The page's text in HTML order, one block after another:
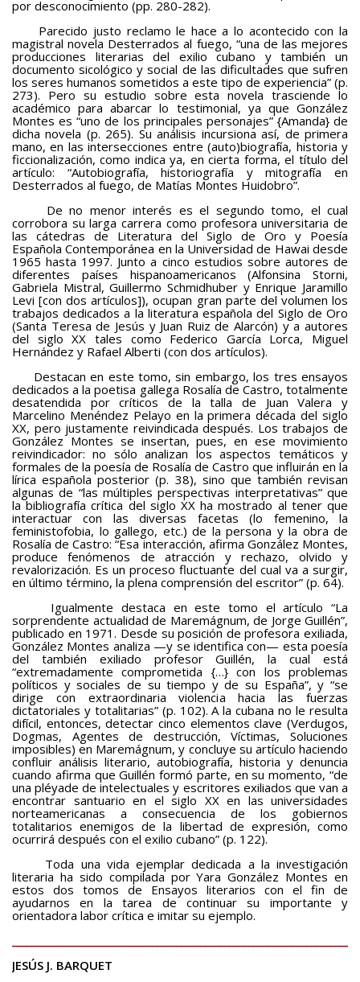
por desconocimiento (pp. 280-282).
Parecido justo reclamo le hace a lo acontecido con la
magistral novela Desterrados al fuego, “una de las mejores
producciones literarias del exilio cubano y también un
documento sicológico y social de las dificultades que sufren
los seres humanos sometidos a este tipo de experiencia” (p.
273). Pero su estudio sobre esta novela trasciende lo
académico para abarcar lo testimonial, ya que González
Montes es “uno de los principales personajes” {Amanda} de
dicha novela (p. 265). Su análisis incursiona así, de primera
mano, en las intersecciones entre (auto)biografía, historia y
ficcionalización, como indica ya, en cierta forma, el título del
artículo: “Autobiografía, historiografía y mitografía en
Desterrados al fuego, de Matías Montes Huidobro”.
De no menor interés es el segundo tomo, el cual
corrobora su larga carrera como profesora universitaria de
las cátedras de Literatura del Siglo de Oro y Poesía
Española Contemporánea en la Universidad de Hawai desde
1965 hasta 1997. Junto a cinco estudios sobre autores de
diferentes países hispanoamericanos (Alfonsina Storni,
Gabriela Mistral, Guillermo Schmidhuber y Enrique Jaramillo
Levi [con dos artículos]), ocupan gran parte del volumen los
trabajos dedicados a la literatura española del Siglo de Oro
(Santa Teresa de Jesús y Juan Ruiz de Alarcón) y a autores
del siglo XX tales como Federico García Lorca, Miguel
Hernández y Rafael Alberti (con dos artículos).
Destacan en este tomo, sin embargo, los tres ensayos
dedicados a la poetisa gallega Rosalía de Castro, totalmente
desatendida por críticos de la talla de Juan Valera y
Marcelino Menéndez Pelayo en la primera década del siglo
XX, pero justamente reivindicada después. Los trabajos de
González Montes se insertan, pues, en ese movimiento
reivindicador: no sólo analizan los aspectos temáticos y
formales de la poesía de Rosalía de Castro que influirán en la
lírica española posterior (p. 38), sino que también revisan
algunas de “las múltiples perspectivas interpretativas” que
la bibliografía crítica del siglo XX ha mostrado al tener que
interactuar con las diversas facetas (lo femenino, la
feministofobia, lo gallego, etc.) de la persona y la obra de
Rosalía de Castro: “Esa interacción, afirma González Montes,
produce fenómenos de atracción y rechazo, olvido y
revalorización. Es un proceso fluctuante del cual va a surgir,
en último término, la plena comprensión del escritor” (p. 64).
Igualmente destaca en este tomo el artículo “La
sorprendente actualidad de Maremágnum, de Jorge Guillén”,
publicado en 1971. Desde su posición de profesora exiliada,
González Montes analiza —y se identifica con— esta poesía
del también exiliado profesor Guillén, la cual está
“extremadamente comprometida {…} con los problemas
políticos y sociales de su tiempo y de su España”, y “se
dirige con extraordinaria violencia hacia las fuerzas
dictatoriales y totalitarias” (p. 102). A la cubana no le resulta
difícil, entonces, detectar cinco elementos clave (Verdugos,
Dogmas, Agentes de destrucción, Víctimas, Soluciones
imposibles) en Maremágnum, y concluye su artículo haciendo
confluir análisis literario, autobiografía, historia y denuncia
cuando afirma que Guillén formó parte, en su momento, “de
una pléyade de intelectuales y escritores exiliados que van a
encontrar santuario en el siglo XX en las universidades
norteamericanas a consecuencia de los gobiernos
totalitarios enemigos de la libertad de expresión, como
ocurrirá después con el exilio cubano” (p. 122).
Toda una vida ejemplar dedicada a la investigación
literaria ha sido compilada por Yara González Montes en
estos dos tomos de Ensayos literarios con el fin de
ayudarnos en la tarea de continuar su importante y
orientadora labor crítica e imitar su ejemplo.
JESÚS J. BARQUET